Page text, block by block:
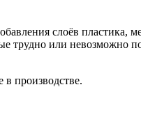
слоёв пластика,
трудно или невозможно
производстве.